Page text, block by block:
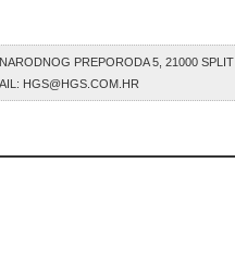
PREPORODA 5, 21000 SPLIT
HGS@HGS.COM.HR